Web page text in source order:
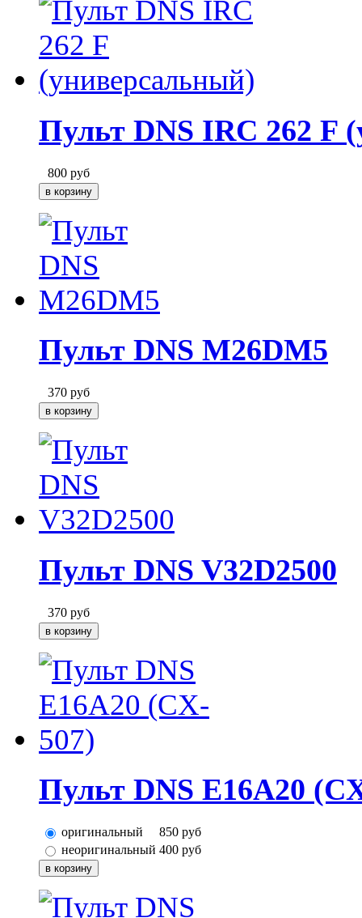
Пульт DNS IRC 262 F
800 руб
Пульт DNS M26DM5
370 руб
Пульт DNS V32D2500
370 руб
Пульт DNS E16A20
оригинальный 850 руб
неоригинальный 400 руб